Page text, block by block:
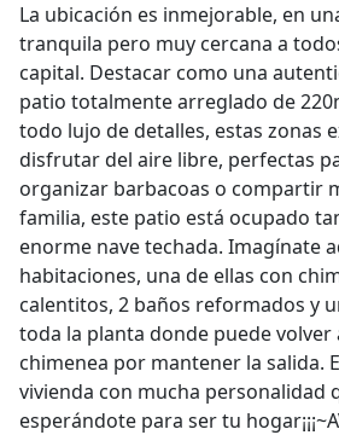
La ubicación es inmejorable, en
tranquila pero muy cercana a
capital. Destacar como una
patio totalmente arreglado de
todo lujo de detalles, estas zonas
disfrutar del aire libre, perfectas
organizar barbacoas o compartir
familia, este patio está ocupado
enorme nave techada. Imagínate
habitaciones, una de ellas con
calentitos, 2 baños reformados y
toda la planta donde puede volver
chimenea por mantener la salida.
vivienda con mucha personalidad
esperándote para ser tu